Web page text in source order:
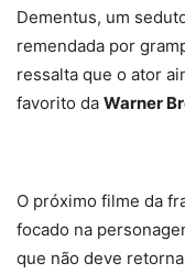
Dementus, um
remendada por
ressalta que o ator
favorito da Warner
O próximo filme da
focado na
que não deve